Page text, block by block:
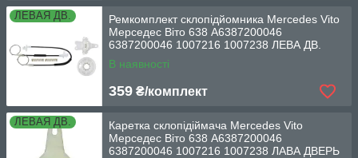
ЛЕВАЯ ДВ.
Ремкомплект склопідйомника Mercedes Vito
Мерседес Віто 638 A6387200046
6387200046 1007216 1007238 ЛЕВА ДВ.
В наявності
359 ₴/комплект
ЛЕВАЯ ДВ.
Каретка склопідіймача Mercedes Vito
Мерседес Віто 638 A6387200046
6387200046 1007216 1007238 ЛАВА ДВЕРЬ